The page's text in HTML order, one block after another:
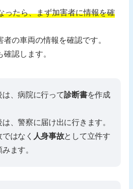
ったら、まず加害者に情報を確
者の車両の情報を確認です。
認します。
は、病院に行って診断書を作成
、警察に届け出に行きます。
はなく 人身事故として立件す
ます。